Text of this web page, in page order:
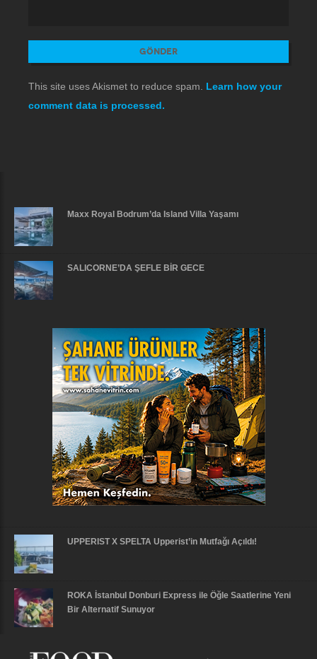
This site uses Akismet to reduce spam. Learn how your
comment data is processed.
Maxx Royal Bodrum’da Island Villa Yaşamı
SALICORNE’DA ŞEFLE BİR GECE
UPPERIST X SPELTA Upperist’in Mutfağı Açıldı!
ROKA İstanbul Donburi Express ile Öğle Saatlerine Yeni
Bir Alternatif Sunuyor